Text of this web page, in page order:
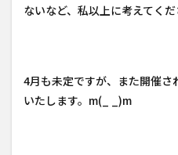
ないなど、私以上に考えてくだ
4月も未定ですが、また開催
いたします。m(_ _)m